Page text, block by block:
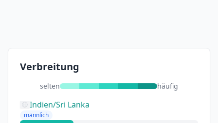
Verbreitung
selten häufig
Indien/Sri Lanka
männlich